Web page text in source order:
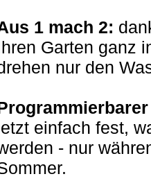
1 mach 2:
Garten ganz
nur den
einfach fest,
- nur